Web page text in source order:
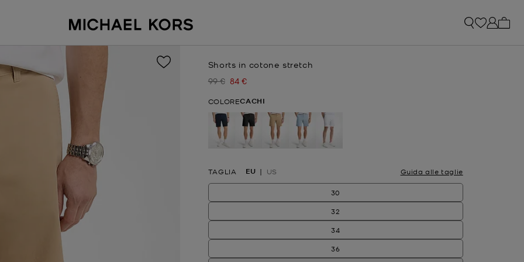
Shorts in cotone stretch
Prezzo iniziale
99 € Prezzo attuale
84 €
COLORECACHI
TAGLIA EU US Guida alle taglie
30
32
34
36